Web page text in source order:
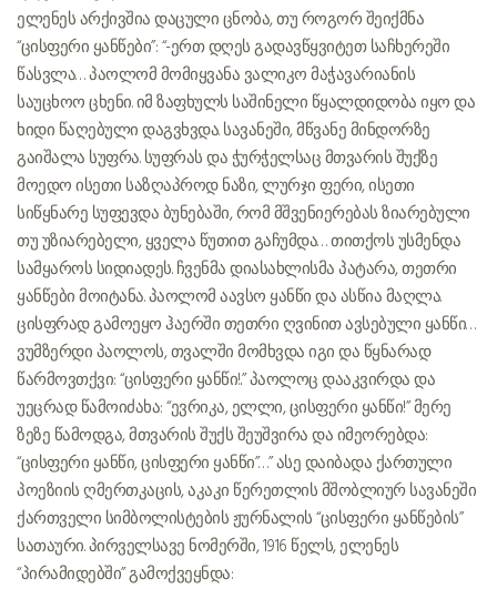
ელენეს არქივშია დაცული ცნობა, თუ როგორ შეიქმნა
“ცისფერი ყანწები”: “-ერთ დღეს გადავწყვიტეთ საჩხერეში
წასვლა… პაოლომ მომიყვანა ვალიკო მაჭავარიანის
საუცხოო ცხენი. იმ ზაფხულს საშინელი წყალდიდობა იყო და
ხიდი წაღებული დაგვხვდა. სავანეში, მწვანე მინდორზე
გაიშალა სუფრა. სუფრას და ჭურჭელსაც მთვარის შუქზე
მოედო ისეთი საზღაპროდ ნაზი, ლურჯი ფერი, ისეთი
სიწყნარე სუფევდა ბუნებაში, რომ მშვენიერებას ზიარებული
თუ უზიარებელი, ყველა წუთით გაჩუმდა… თითქოს უსმენდა
სამყაროს სიდიადეს. ჩვენმა დიასახლისმა პატარა, თეთრი
ყანწები მოიტანა. პაოლომ აავსო ყანწი და ასწია მაღლა.
ცისფრად გამოეყო ჰაერში თეთრი ღვინით ავსებული ყანწი…
ვუმზერდი პაოლოს, თვალში მომხვდა იგი და წყნარად
წარმოვთქვი: “ცისფერი ყანწი!..” პაოლოც დააკვირდა და
უეცრად წამოიძახა: “ევრიკა, ელლი, ცისფერი ყანწი!” მერე
ზეზე წამოდგა, მთვარის შუქს შეუშვირა და იმეორებდა:
“ცისფერი ყანწი, ცისფერი ყანწი”…” ასე დაიბადა ქართული
პოეზიის ღმერთკაცის, აკაკი წერეთლის მშობლიურ სავანეში
ქართველი სიმბოლისტების ჟურნალის “ცისფერი ყანწების”
სათაური. პირველსავე ნომერში, 1916 წელს, ელენეს
“პირამიდებში” გამოქვეყნდა: